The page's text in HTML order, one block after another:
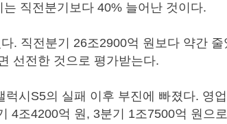
직전분기보다 40% 늘어난 것이다.
. 직전분기 26조2900억 원보다 약간
선전한 것으로 평가받는다.
시S5의 실패 이후 부진에 빠졌다. 영
4조4200억 원, 3분기 1조7500억 원으